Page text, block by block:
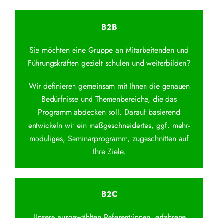
B2B
Sie möchten eine Gruppe an Mitarbeitenden und
Führungskräften gezielt schulen und weiterbilden?
Wir definieren gemeinsam mit Ihnen die genauen
Bedürfnisse und Themenbereiche, die das
Programm abdecken soll. Darauf basierend
entwickeln wir ein maßgeschneidertes, ggf. mehr-
moduliges, Seminarprogramm, zugeschnitten auf
Ihre Ziele.
B2C